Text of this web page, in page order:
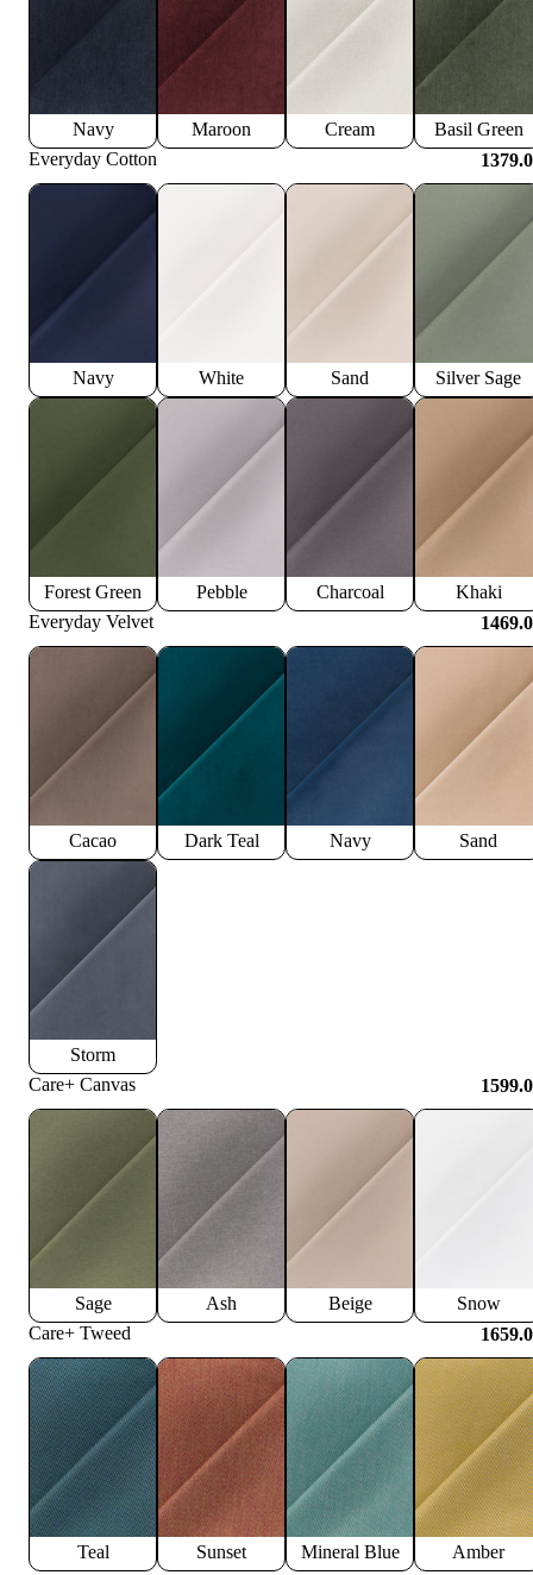
Navy Maroon Cream
Basil Green
Everyday Cotton
Navy White Sand Silver Sage
Forest Green Pebble Charcoal
Khaki
Everyday Velvet
Cacao Dark Teal Navy Sand
Storm
Care+ Canvas
Sage Ash Beige
Snow
Care+ Tweed
Teal Sunset Mineral Blue
Amber